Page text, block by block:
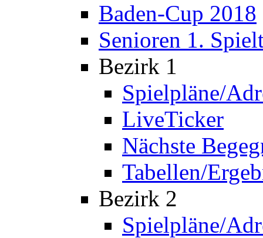
Baden-Cup 2018
Senioren 1.
Bezirk 1
Spielpläne/
LiveTicker
Nächste
Tabellen/
Bezirk 2
Spielpläne/